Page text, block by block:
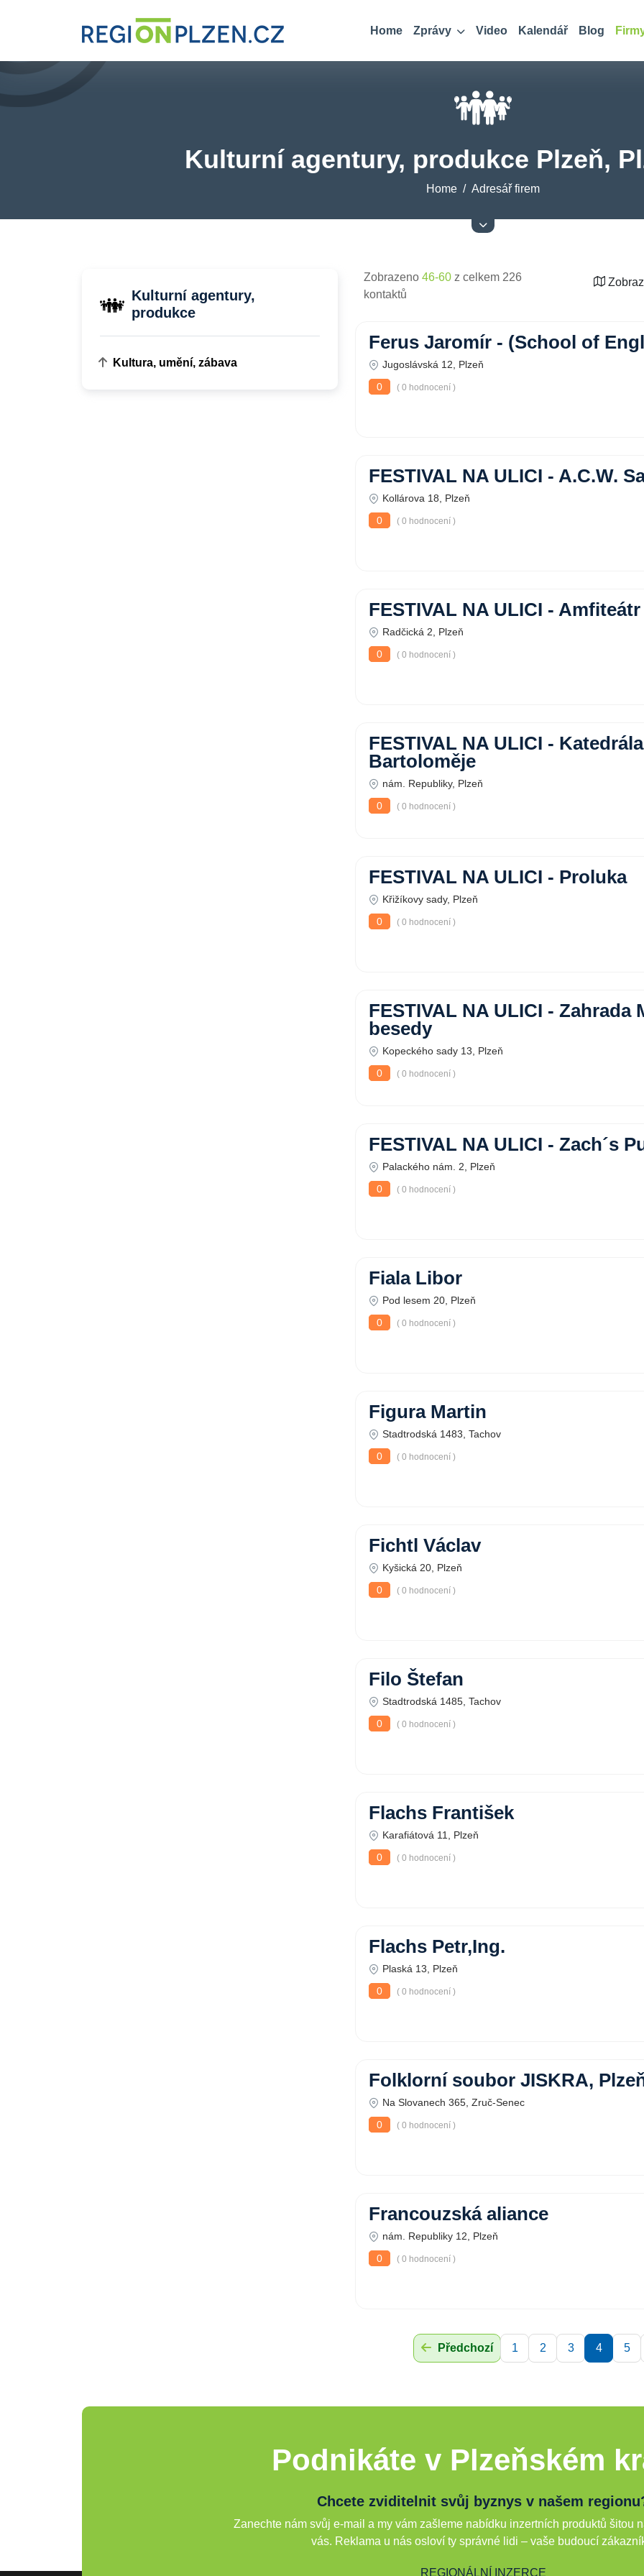
Home Zprávy Video Kalendář Blog
Kulturní agentury, produkce Plzeň,
Home Adresář firem
Kulturní agentury,
produkce
Kultura, umění, zábava
Zobrazeno 46-60 z celkem 226
kontaktů
Ferus Jaromír - (School of
Jugoslávská 12, Plzeň
0
( 0 hodnocení )
FESTIVAL NA ULICI - A.C.W.
Kollárova 18, Plzeň
0
( 0 hodnocení )
FESTIVAL NA ULICI -
Radčická 2, Plzeň
0
( 0 hodnocení )
FESTIVAL NA ULICI -
Bartoloměje
nám. Republiky, Plzeň
0
( 0 hodnocení )
FESTIVAL NA ULICI - Proluka
Křižíkovy sady, Plzeň
0
( 0 hodnocení )
FESTIVAL NA ULICI - Zahrada
besedy
Kopeckého sady 13, Plzeň
0
( 0 hodnocení )
FESTIVAL NA ULICI - Zach´s
Palackého nám. 2, Plzeň
0
( 0 hodnocení )
Fiala Libor
Pod lesem 20, Plzeň
0
( 0 hodnocení )
Figura Martin
Stadtrodská 1483, Tachov
0
( 0 hodnocení )
Fichtl Václav
Kyšická 20, Plzeň
0
( 0 hodnocení )
Filo Štefan
Stadtrodská 1485, Tachov
0
( 0 hodnocení )
Flachs František
Karafiátová 11, Plzeň
0
( 0 hodnocení )
Flachs Petr,Ing.
Plaská 13, Plzeň
0
( 0 hodnocení )
Folklorní soubor JISKRA,
Na Slovanech 365, Zruč-Senec
0
( 0 hodnocení )
Francouzská aliance
nám. Republiky 12, Plzeň
0
( 0 hodnocení )
Předchozí 1 2 3 4 5
Podnikáte v Plzeňském
Chcete zviditelnit svůj byznys v našem
Zanechte nám svůj e-mail a my vám zašleme nabídku inzertních produktů šitou
vás. Reklama u nás osloví ty správné lidi – vaše budoucí
REGIONÁLNÍ INZERCE